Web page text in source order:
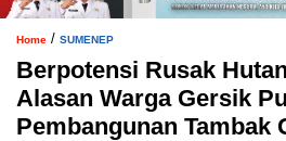
Home / SUMENEP
Berpotensi Rusak
Alasan Warga Gersik
Pembangunan Tambak